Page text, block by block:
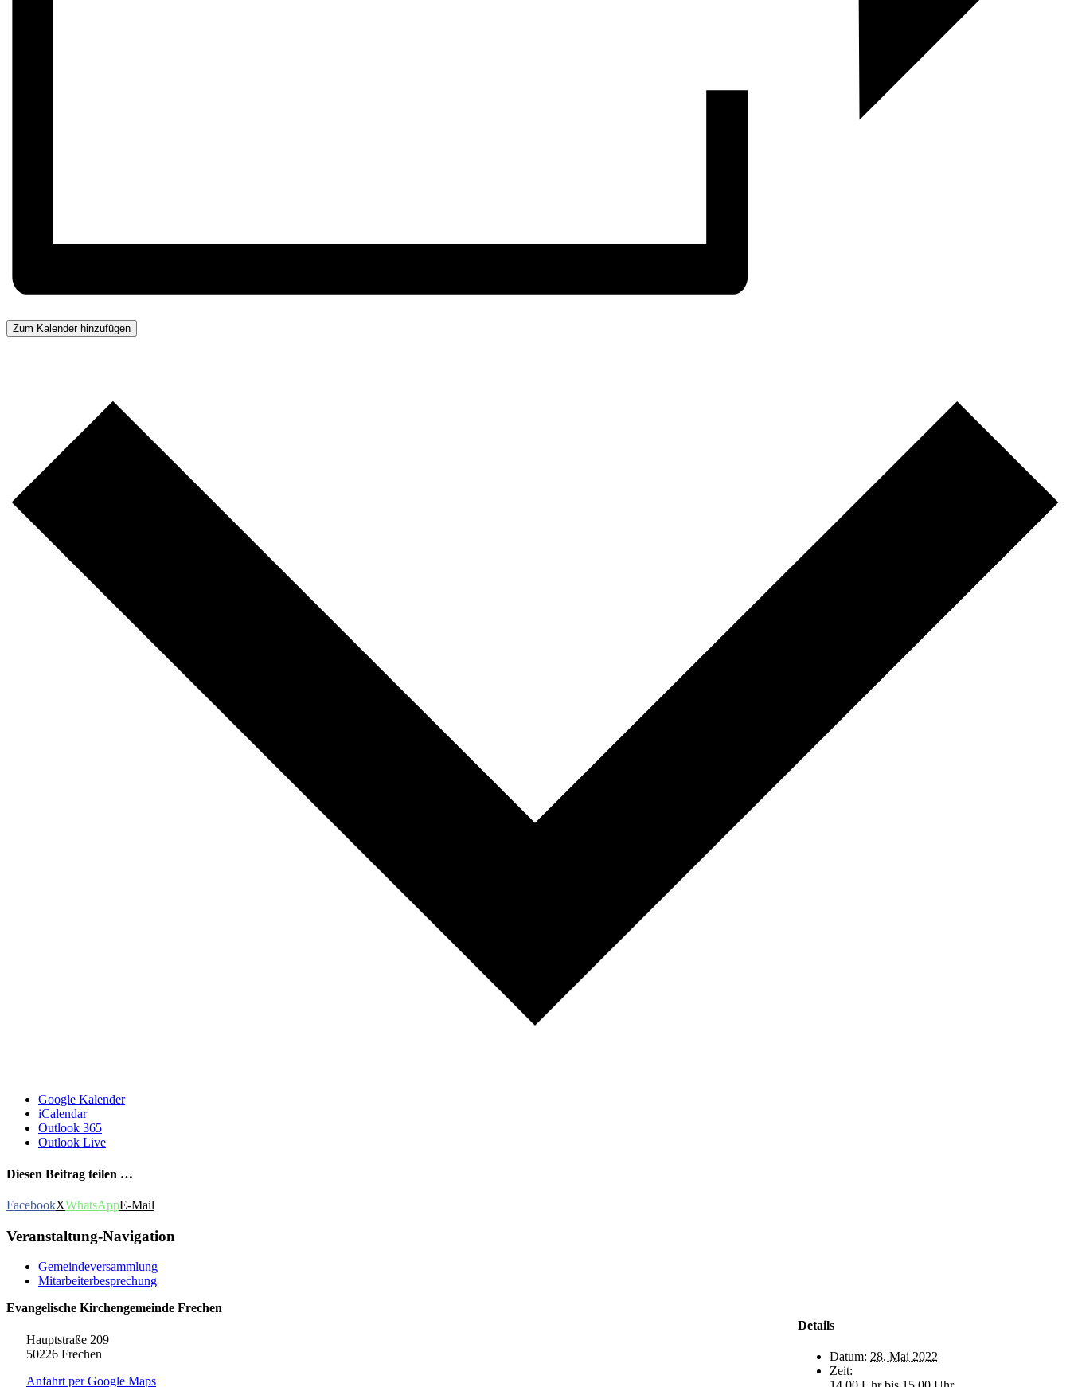
Zum Kalender hinzufügen
Google Kalender
iCalendar
Outlook 365
Outlook Live
Diesen Beitrag teilen …
FacebookXWhatsAppE-Mail
Veranstaltung-Navigation
Gemeindeversammlung
Mitarbeiterbesprechung
Details
Datum: 28. Mai 2022
Zeit:
Evangelische Kirchengemeinde Frechen
Hauptstraße 209
50226 Frechen
Anfahrt per Google Maps